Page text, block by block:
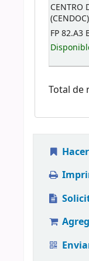
CENTRO
(CENDOC)
FP 82.A3
Total de